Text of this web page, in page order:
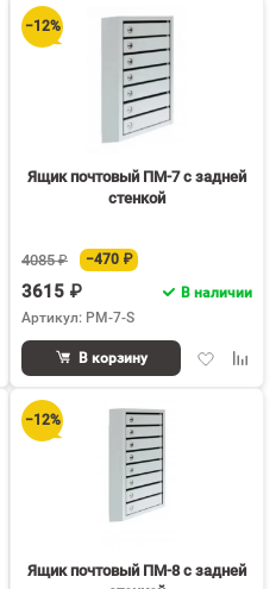
−12%
Ящик почтовый ПМ-7 с задней
стенкой
4085 ₽ −470 ₽
3615 ₽
В наличии
Артикул: PM-7-S
Добавить
В корзину
−12%
Ящик почтовый ПМ-8 с задней